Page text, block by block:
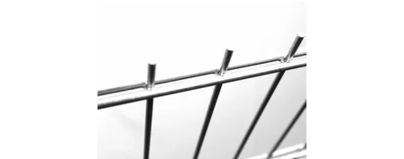
těžké svařované sítě pozinkované vysoce pevné panely
vertikální ostny vysoké 30 mm na jedné straně velikost...
Na centrálním skladě
4011965-26
Fence consulting